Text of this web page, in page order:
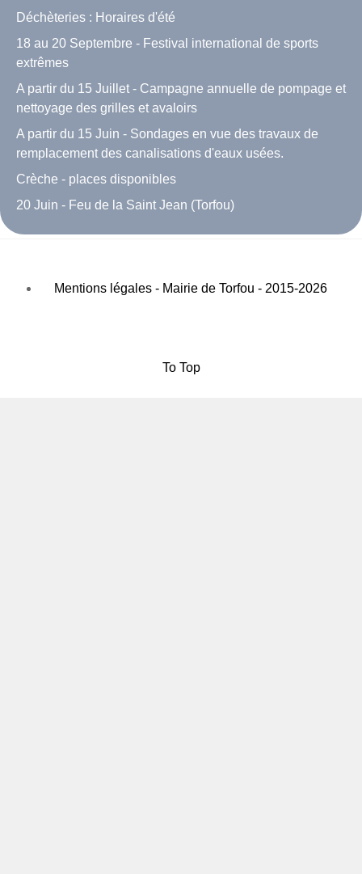
Déchèteries : Horaires d'été
18 au 20 Septembre - Festival international de sports
extrêmes
A partir du 15 Juillet - Campagne annuelle de pompage et
nettoyage des grilles et avaloirs
A partir du 15 Juin - Sondages en vue des travaux de
remplacement des canalisations d'eaux usées.
Crèche - places disponibles
20 Juin - Feu de la Saint Jean (Torfou)
Mentions légales - Mairie de Torfou - 2015-2026
To Top